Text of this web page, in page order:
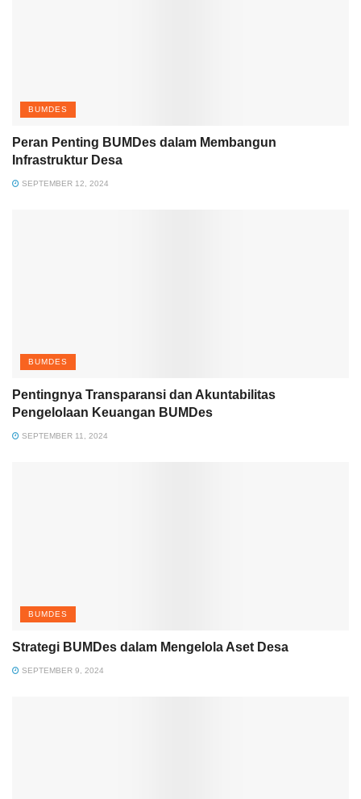
BUMDES
Peran Penting BUMDes dalam Membangun
Infrastruktur Desa
SEPTEMBER 12, 2024
BUMDES
Pentingnya Transparansi dan Akuntabilitas
Pengelolaan Keuangan BUMDes
SEPTEMBER 11, 2024
BUMDES
Strategi BUMDes dalam Mengelola Aset Desa
SEPTEMBER 9, 2024